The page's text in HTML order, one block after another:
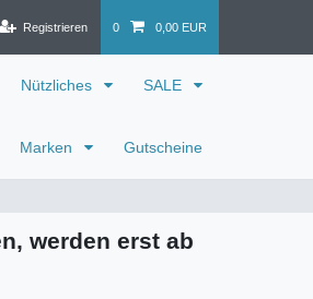
Registrieren 0 0,00 EUR
Nützliches SALE
Marken Gutscheine
werden erst ab